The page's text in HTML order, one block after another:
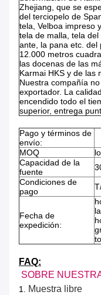
Zhejiang, que se
del terciopelo de
tela, Velboa impreso
tela de malla, tela
ante, la pana etc. del
12.000 metros
las docenas de las
Karmai HKS y de las
Nuestra compañía
exportador. La
encendido todo el
superior, entrega
Pago y términos de
envío:
MOQ
Capacidad de la
fuente
Condiciones de
pago
Fecha de
expedición:
FAQ:
SOBRE
1. Muestra libre